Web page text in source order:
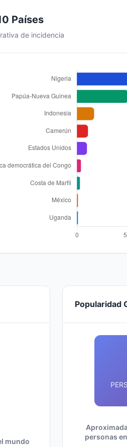
Países
de incidencia
mundo
Popularidad
personas